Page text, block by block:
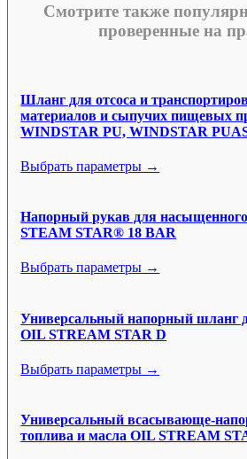
Смотрите также
проверенные на
Шланг для отсоса и
материалов и сыпучих пищевых
WINDSTAR PU, WINDSTAR
Выбрать параметры →
Напорный рукав для насыщенного
STEAM STAR® 18 BAR
Выбрать параметры →
Универсальный напорный шланг
OIL STREAM STAR D
Выбрать параметры →
Универсальный всасывающе-
топлива и масла OIL STREAM